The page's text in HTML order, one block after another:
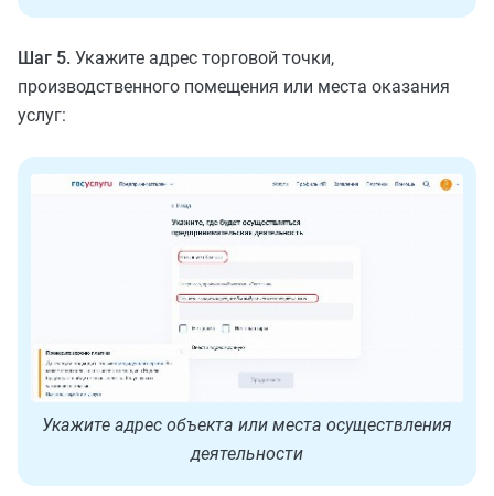
Шаг 5. Укажите адрес торговой точки,
производственного помещения или места оказания
услуг:
Укажите адрес объекта или места осуществления
деятельности